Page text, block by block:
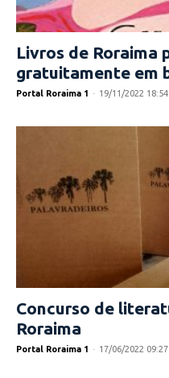
Livros de Roraima
gratuitamente em
Portal Roraima 1 - 19/11/2022 18:54
Concurso de
Roraima
Portal Roraima 1 - 17/06/2022 09:27